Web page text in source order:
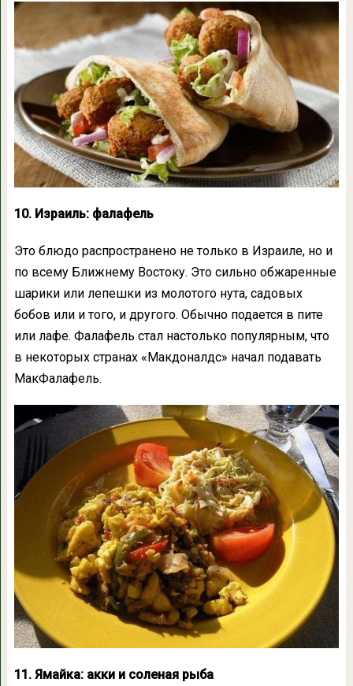
10. Израиль: фалафель
Это блюдо распространено не только в Израиле, но и
по всему Ближнему Востоку. Это сильно обжаренные
шарики или лепешки из молотого нута, садовых
бобов или и того, и другого. Обычно подается в пите
или лафе. Фалафель стал настолько популярным, что
в некоторых странах «Макдоналдс» начал подавать
МакФалафель.
11. Ямайка: акки и соленая рыба